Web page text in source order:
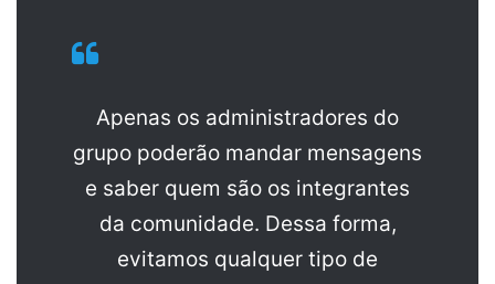
Apenas os administradores do
grupo poderão mandar mensagens
e saber quem são os integrantes
da comunidade. Dessa forma,
evitamos qualquer tipo de